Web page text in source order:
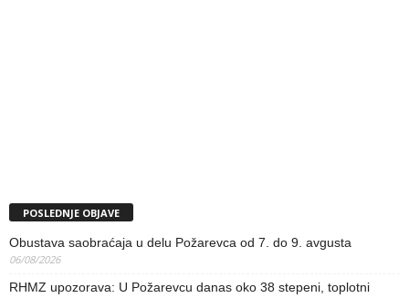
POSLEDNJE OBJAVE
Obustava saobraćaja u delu Požarevca od 7. do 9. avgusta
06/08/2026
RHMZ upozorava: U Požarevcu danas oko 38 stepeni, toplotni